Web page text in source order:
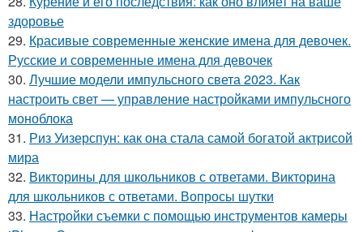
здоровье
29. Красивые современные женские имена для девочек.
Русские и современные имена для девочек
30. Лучшие модели импульсного света 2023. Как
настроить свет — управление настройками импульсного
моноблока
31. Риз Уизерспун: как она стала самой богатой актрисой
мира
32. Викторины для школьников с ответами. Викторина
для школьников с ответами. Вопросы шутки
33. Настройки съемки с помощью инструментов камеры